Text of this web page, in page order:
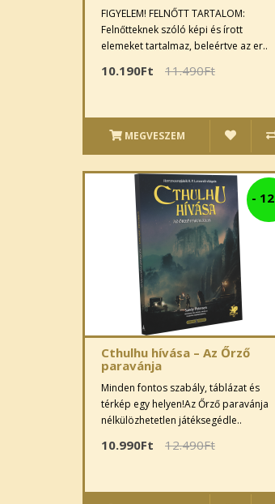
FIGYELEM! FELNŐTT TARTALOM:
Felnőtteknek szóló képi és írott
elemeket tartalmaz, beleértve az er..
10.190Ft 11.490Ft
MEGVESZEM
-
Cthulhu hívása – Az Őrző
paravánja
Minden fontos szabály, táblázat és
térkép egy helyen!Az Őrző paravánja
nélkülözhetetlen játéksegédle..
10.990Ft 12.490Ft